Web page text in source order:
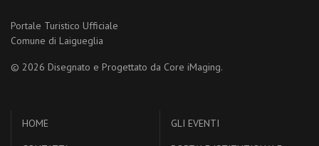
Portale Turistico Ufficiale
Comune di Laigueglia
© 2026 Disegnato e Progettato da Core iMaging.
HOME
GLI EVENTI